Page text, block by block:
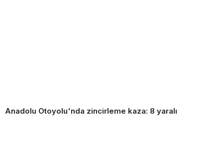
Anadolu Otoyolu'nda zincirleme kaza: 8 yaralı